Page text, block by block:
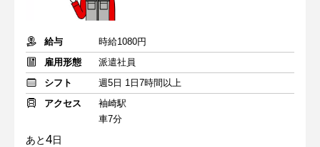
給与
時給1080円
雇用形態
派遣社員
シフト
週5日 1日7時間以上
アクセス
袖崎駅
車7分
あと4日